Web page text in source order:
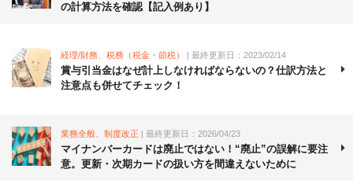
の計算方法を確認【記入例あり】
経理/財務、税務（税金・節税） | 最終更新日：2023/02/14
賞与引当金はなぜ計上しなければならないの？仕訳方法と
注意点も併せてチェック！
業務全般、制度改正 | 最終更新日：2026/04/23
マイナンバーカードは廃止ではない！“廃止”の誤解に要注
意。更新・次期カードの扱い方を間違えないために